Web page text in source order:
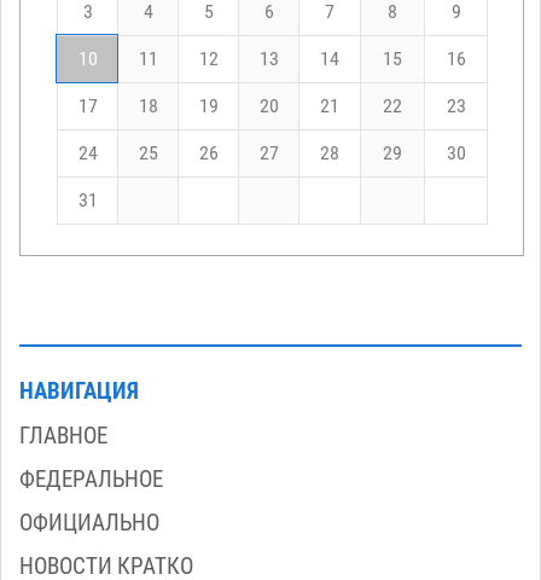
3 4 5 6 7 8 9
10 11 12 13 14 15 16
17 18 19 20 21 22 23
24 25 26 27 28 29 30
31
НАВИГАЦИЯ
ГЛАВНОЕ
ФЕДЕРАЛЬНОЕ
ОФИЦИАЛЬНО
НОВОСТИ КРАТКО